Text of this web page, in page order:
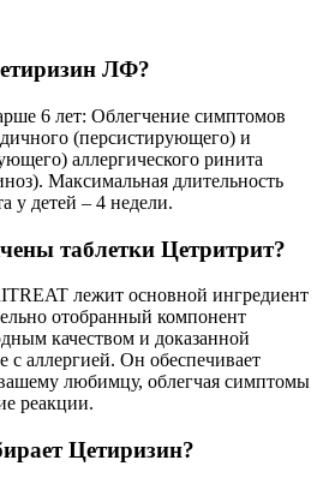
ЛФ?
6 лет: Облегчение симптомов
(персистирующего) и
аллергического ринита
Максимальная длительность
у детей – 4 недели.
таблетки Цетритрит?
лежит основной ингредиент
отобранный компонент
качеством и доказанной
с аллергией. Он обеспечивает
любимцу, облегчая симптомы
реакции.
Цетиризин?